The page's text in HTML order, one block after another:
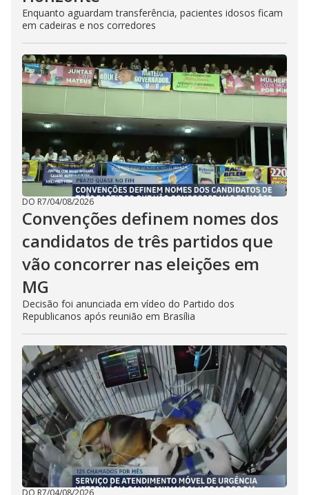
Enquanto aguardam transferência, pacientes idosos ficam
em cadeiras e nos corredores
DO R7/04/08/2026
Convenções definem nomes dos
candidatos de três partidos que
vão concorrer nas eleições em
MG
Decisão foi anunciada em vídeo do Partido dos
Republicanos após reunião em Brasília
DO R7/04/08/2026